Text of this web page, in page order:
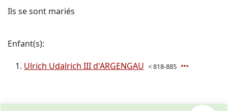
Ils se sont mariés
Enfant(s):
Ulrich Udalrich III d'ARGENGAU < 818-885